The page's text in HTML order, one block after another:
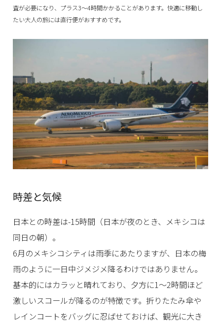
査が必要になり、プラス3〜4時間かかることがあります。快適に移動し
たい大人の旅には直行便がおすすめです。
時差と気候
日本との時差は-15時間（日本が夜のとき、メキシコは
同日の朝）。
6月のメキシコシティは雨季にあたりますが、日本の梅
雨のように一日中ジメジメ降るわけではありません。
基本的にはカラッと晴れており、夕方に1〜2時間ほど
激しいスコールが降るのが特徴です。折りたたみ傘や
レインコートをバッグに忍ばせておけば、観光に大き